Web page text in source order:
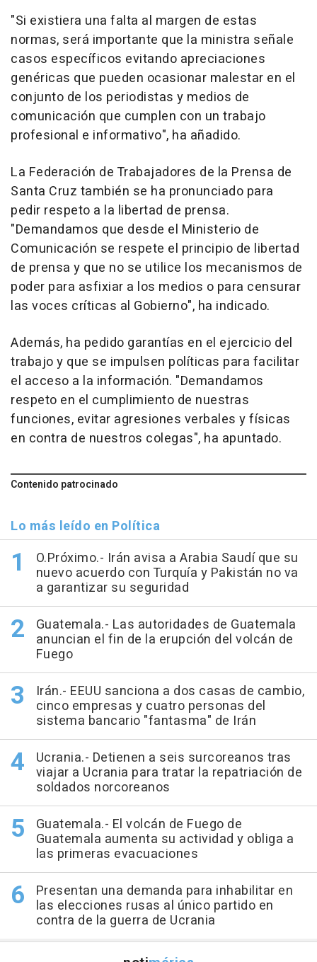
"Si existiera una falta al margen de estas
normas, será importante que la ministra señale
casos específicos evitando apreciaciones
genéricas que pueden ocasionar malestar en el
conjunto de los periodistas y medios de
comunicación que cumplen con un trabajo
profesional e informativo", ha añadido.
La Federación de Trabajadores de la Prensa de
Santa Cruz también se ha pronunciado para
pedir respeto a la libertad de prensa.
"Demandamos que desde el Ministerio de
Comunicación se respete el principio de libertad
de prensa y que no se utilice los mecanismos de
poder para asfixiar a los medios o para censurar
las voces críticas al Gobierno", ha indicado.
Además, ha pedido garantías en el ejercicio del
trabajo y que se impulsen políticas para facilitar
el acceso a la información. "Demandamos
respeto en el cumplimiento de nuestras
funciones, evitar agresiones verbales y físicas
en contra de nuestros colegas", ha apuntado.
Contenido patrocinado
Lo más leído en Política
O.Próximo.- Irán avisa a Arabia Saudí que su
nuevo acuerdo con Turquía y Pakistán no va
a garantizar su seguridad
Guatemala.- Las autoridades de Guatemala
anuncian el fin de la erupción del volcán de
Fuego
Irán.- EEUU sanciona a dos casas de cambio,
cinco empresas y cuatro personas del
sistema bancario "fantasma" de Irán
Ucrania.- Detienen a seis surcoreanos tras
viajar a Ucrania para tratar la repatriación de
soldados norcoreanos
Guatemala.- El volcán de Fuego de
Guatemala aumenta su actividad y obliga a
las primeras evacuaciones
Presentan una demanda para inhabilitar en
las elecciones rusas al único partido en
contra de la guerra de Ucrania